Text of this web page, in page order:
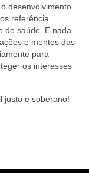
desenvolvimento
referência
de saúde. E nada
e mentes das
para
os interesses
justo e soberano!